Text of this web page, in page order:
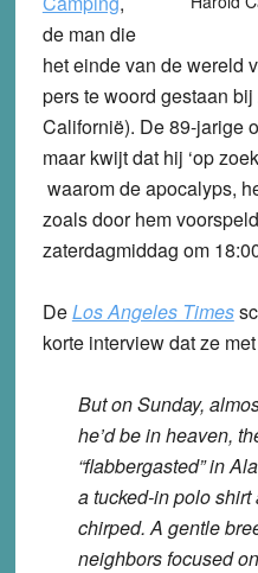
de man die
het einde van de wereld
pers te woord gestaan
Californië). De 89-jarige
maar kwijt dat hij ‘op
waarom de apocalyps,
zoals door hem
zaterdagmiddag om
DeLos Angeles Times
korte interview dat ze
But on Sunday,
he’d be in heaven,
“flabbergasted” in
a tucked-in polo
chirped. A gentle
neighbors focused